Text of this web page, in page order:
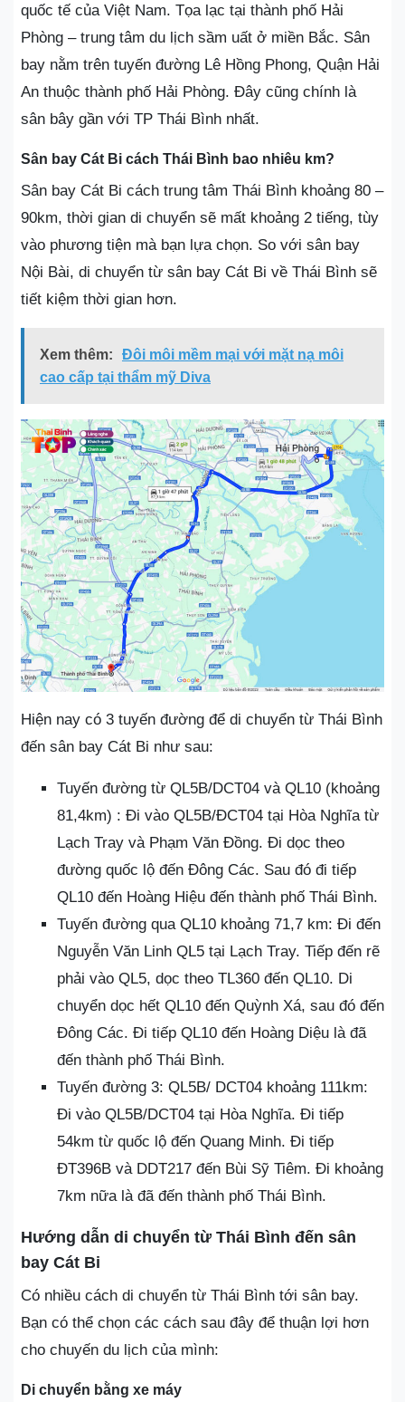
quốc tế của Việt Nam. Tọa lạc tại thành phố Hải
Phòng – trung tâm du lịch sầm uất ở miền Bắc. Sân
bay nằm trên tuyến đường Lê Hồng Phong, Quận Hải
An thuộc thành phố Hải Phòng. Đây cũng chính là
sân bây gần với TP Thái Bình nhất.
Sân bay Cát Bi cách Thái Bình bao nhiêu km?
Sân bay Cát Bi cách trung tâm Thái Bình khoảng 80 –
90km, thời gian di chuyển sẽ mất khoảng 2 tiếng, tùy
vào phương tiện mà bạn lựa chọn. So với sân bay
Nội Bài, di chuyển từ sân bay Cát Bi về Thái Bình sẽ
tiết kiệm thời gian hơn.
Xem thêm:
Đôi môi mềm mại với mặt nạ môi
cao cấp tại thẩm mỹ Diva
Hiện nay có 3 tuyến đường để di chuyển từ Thái Bình
đến sân bay Cát Bi như sau:
Tuyến đường từ QL5B/DCT04 và QL10 (khoảng
81,4km) : Đi vào QL5B/ĐCT04 tại Hòa Nghĩa từ
Lạch Tray và Phạm Văn Đồng. Đi dọc theo
đường quốc lộ đến Đông Các. Sau đó đi tiếp
QL10 đến Hoàng Hiệu đến thành phố Thái Bình.
Tuyến đường qua QL10 khoảng 71,7 km: Đi đến
Nguyễn Văn Linh QL5 tại Lạch Tray. Tiếp đến rẽ
phải vào QL5, dọc theo TL360 đến QL10. Di
chuyển dọc hết QL10 đến Quỳnh Xá, sau đó đến
Đông Các. Đi tiếp QL10 đến Hoàng Diệu là đã
đến thành phố Thái Bình.
Tuyến đường 3: QL5B/ DCT04 khoảng 111km:
Đi vào QL5B/DCT04 tại Hòa Nghĩa. Đi tiếp
54km từ quốc lộ đến Quang Minh. Đi tiếp
ĐT396B và DDT217 đến Bùi Sỹ Tiêm. Đi khoảng
7km nữa là đã đến thành phố Thái Bình.
Hướng dẫn di chuyển từ Thái Bình đến sân
bay Cát Bi
Có nhiều cách di chuyển từ Thái Bình tới sân bay.
Bạn có thể chọn các cách sau đây để thuận lợi hơn
cho chuyến du lịch của mình:
Di chuyển bằng xe máy